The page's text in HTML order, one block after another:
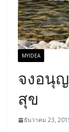
MYIDEA
จงอนุ
สุข
ธันวาคม 23,